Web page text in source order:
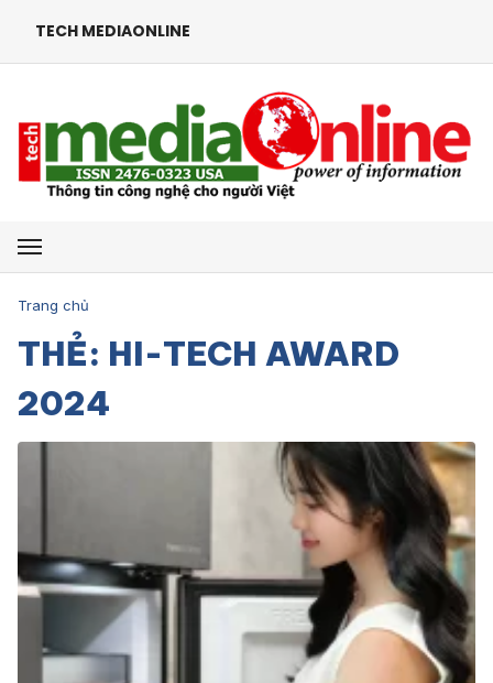
TECH MEDIAONLINE
Mở menu
Trang chủ
THẺ: HI-TECH AWARD
2024